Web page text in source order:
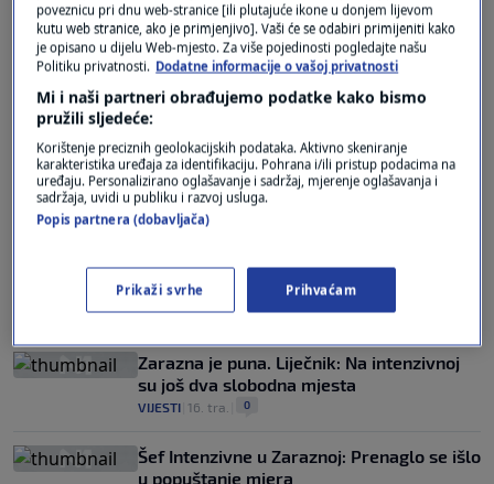
da im je žao što se nisu cijepili
VIJESTI |21. lis. | 0
Oglas
Zarazna je puna. Liječnik: Na intenzivnoj
su još dva slobodna mjesta
VIJESTI 16. tra. 0
Šef Intenzivne u Zaraznoj: Prenaglo se išlo
u popuštanje mjera
poveznicu pri dnu web-stranice [ili plutajuće ikone u donjem lijevom
kutu web stranice, ako je primjenjivo]. Vaši će se odabiri primijeniti kako
je opisano u dijelu Web-mjesto. Za više pojedinosti pogledajte našu
Politiku privatnosti. Dodatne informacije o vašoj privatnosti
Mi i naši partneri obrađujemo podatke kako bismo
pružili sljedeće:
Korištenje preciznih geolokacijskih podataka. Aktivno skeniranje
karakteristika uređaja za identifikaciju. Pohrana i/ili pristup podacima na
uređaju. Personalizirano oglašavanje i sadržaj, mjerenje oglašavanja i
sadržaja, uvidi u publiku i razvoj usluga.
Popis partnera (dobavljača)
Prikaži svrhe Prihvaćam